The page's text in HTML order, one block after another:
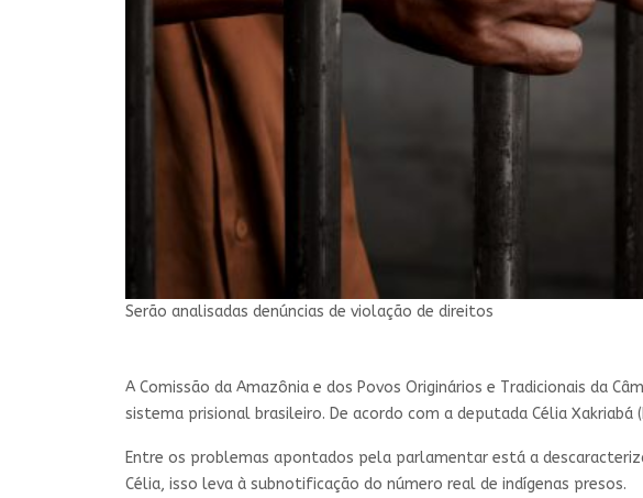
Serão analisadas denúncias de violação de direitos
A Comissão da Amazônia e dos Povos Originários e Tradicionais da
sistema prisional brasileiro. De acordo com a deputada Célia
Entre os problemas apontados pela parlamentar está a
Célia, isso leva à subnotificação do número real de indígenas presos.